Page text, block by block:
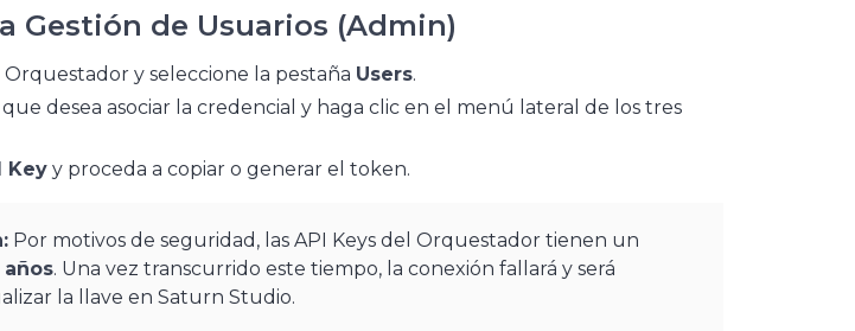
Gestión de Usuarios (Admin)
y seleccione la pestaña Users.
desea asociar la credencial y haga clic en el menú lateral de los tres
Keyy proceda a copiar o generar el token.
Por motivos de seguridad, las API Keys del Orquestador tienen un
años. Una vez transcurrido este tiempo, la conexión fallará y será
la llave en Saturn Studio.